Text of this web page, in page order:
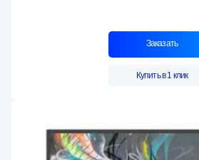
Заказать
Купить в 1 клик